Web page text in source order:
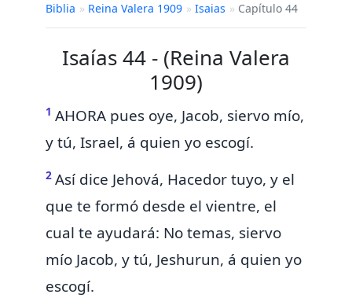
Biblia » Reina Valera 1909 » Isaias » Capítulo 44
Isaías 44 - (Reina Valera
1909)
1 AHORA pues oye, Jacob, siervo mío,
ytú, Israel, á quien yo escogí.
2 Así dice Jehová, Hacedor tuyo, y el
que te formó desde el vientre, el
cual te ayudará: No temas, siervo
mío Jacob, y tú, Jeshurun, á quien yo
escogí.